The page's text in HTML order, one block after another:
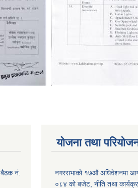
नं.
योजना तथा
नगरसभाको १७औं अधिवेशनमा
०८४ को बजेट, नीति तथा